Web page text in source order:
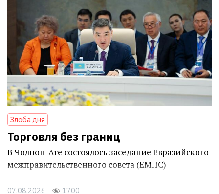
Злоба дня
Торговля без границ
В Чолпон-Ате состоялось заседание Евразийского
межправительственного совета (ЕМПС)
07.08.2026 1700